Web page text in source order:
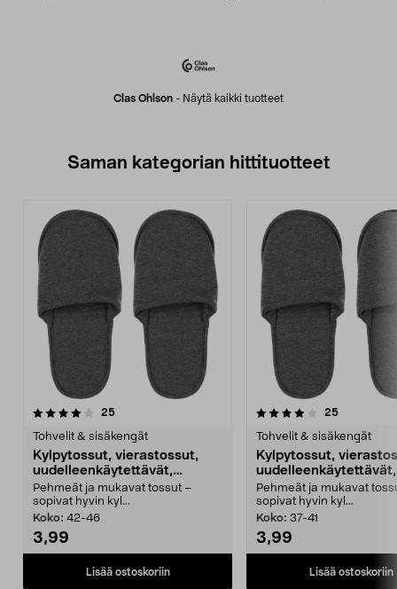
Clas Ohlson - Näytä kaikki tuotteet
Saman kategorian hittituotteet
25arvostelut
Tohvelit & sisäkengät
Kylpytossut, vierastossut,
uudelleenkäytettävät,
harmaat
Pehmeät ja mukavat tossut –
sopivat hyvin kyl...
Koko: 42-46
3,99
Lisää ostoskoriin
4.0 viidestä
25arvostelut
Tohvelit & sisäkengät
Kylpytossut,
uudelleenkäytettävät,
harmaat
Pehmeät ja mukavat
sopivat hyvin kyl...
Koko: 37-41
3,99
Lisää ostoskoriin
4.0 viidestä